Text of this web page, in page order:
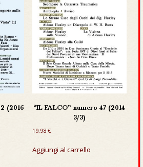
(2016
“IL FALCO” numero 47 (2014
3/3)
19,98 €
Aggiungi al carrello